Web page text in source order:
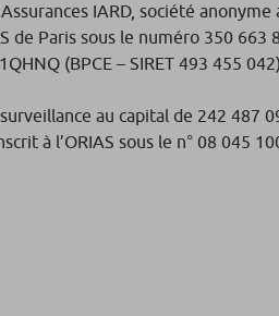
IARD, société
de Paris sous le numéro 350
(BPCE – SIRET 493 455 042).
au capital de 242 487
à l’ORIAS sous le n° 08 045